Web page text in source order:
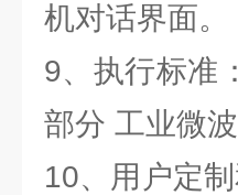
机对话界面。
9、执行标准
部分 工业微
10、用户定